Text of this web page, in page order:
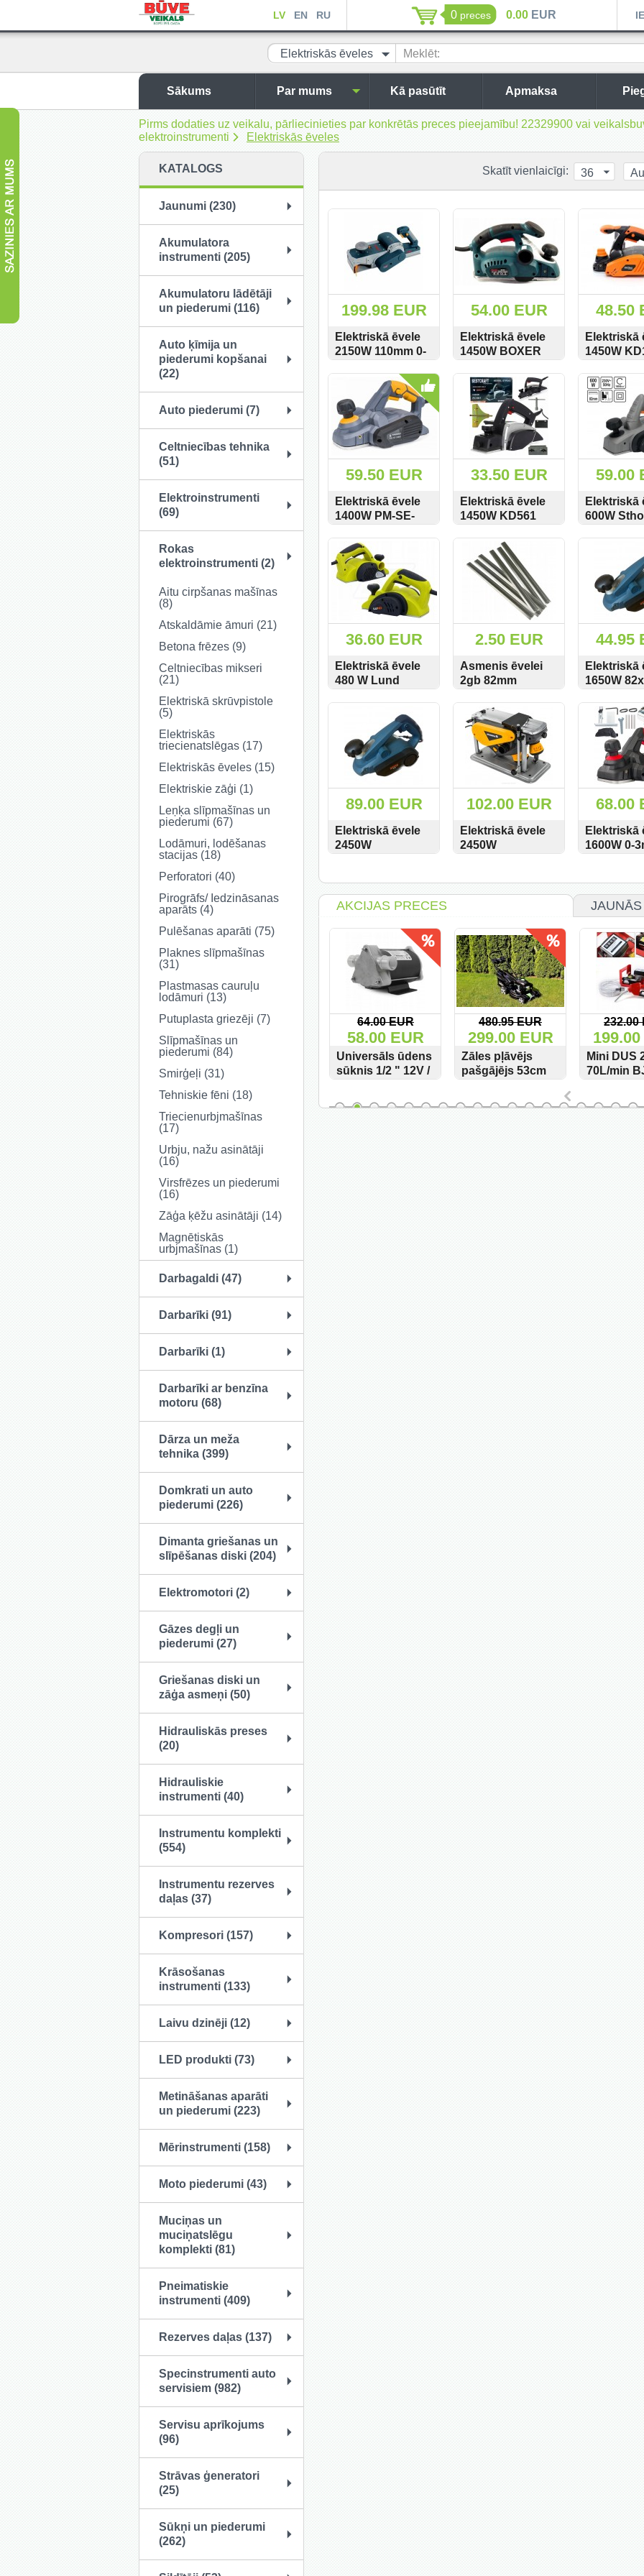
LV EN RU 0 preces 0.00EUR
Elektriskās ēveles Meklēt:
Sākums Par mums Kā pasūtīt Apmaksa
Pirms dodaties uz veikalu, pārliecinieties par konkrētās preces pieejamību! 22329900 vai
elektroinstrumenti
Elektriskās ēveles
KATALOGS
Jaunumi (230)
Akumulatora
instrumenti (205)
Akumulatoru lādētāji
un piederumi (116)
Auto ķīmija un
piederumi kopšanai
(22)
Auto piederumi (7)
Celtniecības tehnika
(51)
Elektroinstrumenti
(69)
Rokas
elektroinstrumenti (2)
Aitu cirpšanas mašīnas
(8)
Atskaldāmie āmuri (21)
Betona frēzes (9)
Celtniecības mikseri
(21)
Elektriskā skrūvpistole
(5)
Elektriskās
triecienatslēgas (17)
Elektriskās ēveles (15)
Elektriskie zāģi (1)
Leņķa slīpmašīnas un
piederumi (67)
Lodāmuri, lodēšanas
stacijas (18)
Perforatori (40)
Pirogrāfs/ Iedzināsanas
aparāts (4)
Pulēšanas aparāti (75)
Plaknes slīpmašīnas
(31)
Plastmasas cauruļu
lodāmuri (13)
Putuplasta griezēji (7)
Slīpmašīnas un
piederumi (84)
Smirģeļi (31)
Tehniskie fēni (18)
Triecienurbjmašīnas
(17)
Urbju, nažu asinātāji
(16)
Virsfrēzes un piederumi
(16)
Zāģa ķēžu asinātāji (14)
Magnētiskās
urbjmašīnas (1)
Darbagaldi (47)
Darbarīki (91)
Darbarīki (1)
Darbarīki ar benzīna
motoru (68)
Dārza un meža
tehnika (399)
Domkrati un auto
piederumi (226)
Dimanta griešanas un
slīpēšanas diski (204)
Elektromotori (2)
Gāzes degļi un
piederumi (27)
Griešanas diski un
zāģa asmeņi (50)
Hidrauliskās preses
(20)
Hidrauliskie
instrumenti (40)
Instrumentu komplekti
(554)
Instrumentu rezerves
daļas (37)
Kompresori (157)
Krāsošanas
instrumenti (133)
Laivu dzinēji (12)
LED produkti (73)
Metināšanas aparāti
un piederumi (223)
Mērinstrumenti (158)
Moto piederumi (43)
Muciņas un
muciņatslēgu
komplekti (81)
Pneimatiskie
instrumenti (409)
Rezerves daļas (137)
Specinstrumenti auto
servisiem (982)
Servisu aprīkojums
(96)
Strāvas ģeneratori
(25)
Sūkņi un piederumi
(262)
Skatīt vienlaicīgi: 36
199.98 EUR
Elektriskā ēvele
2150W 110mm 0-
REBIR IE-5708C
SKATĪT PIRKT
54.00 EUR
Elektriskā ēvele
1450W BOXER
SKATĪT PIRKT
48.50
Elektriskā
1450W
SKATĪT
59.50 EUR
Elektriskā ēvele
1400W PM-SE-
SKATĪT PIRKT
33.50 EUR
Elektriskā ēvele
1450W KD561
SKATĪT PIRKT
59.00
Elektriskā
600W
SKATĪT
36.60 EUR
Elektriskā ēvele
480 W Lund
SKATĪT PIRKT
2.50 EUR
Asmenis ēvelei
2gb 82mm
Divpusējs
SKATĪT PIRKT
44.95
Elektriskā
1650W
SKATĪT
89.00 EUR
Elektriskā ēvele
2450W
102.00 EUR
Elektriskā ēvele
2450W
68.00
Elektriskā
1600W 0-
AKCIJAS PRECES
64.00 EUR
58.00 EUR
Universāls ūdens
sūknis 1/2 " 12V /
480.95 EUR
299.00 EUR
Zāles pļāvējs
pašgājējs 53cm
Satra
232.00
Mini DUS
70L/min
funkcija